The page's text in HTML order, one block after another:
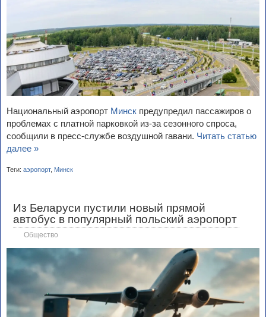
Национальный аэропорт Минск предупредил пассажиров о
проблемах с платной парковкой из-за сезонного спроса,
сообщили в пресс-службе воздушной гавани. Читать статью
далее »
Теги: аэропорт, Минск
Из Беларуси пустили новый прямой
автобус в популярный польский аэропорт
Общество